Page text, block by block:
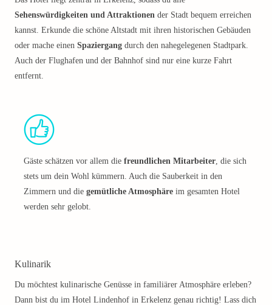
Sehenswürdigkeiten und Attraktionen der Stadt bequem erreichen
kannst. Erkunde die schöne Altstadt mit ihren historischen Gebäuden
oder mache einen Spaziergang durch den nahegelegenen Stadtpark.
Auch der Flughafen und der Bahnhof sind nur eine kurze Fahrt
entfernt.
Gäste schätzen vor allem die freundlichen Mitarbeiter, die sich
stets um dein Wohl kümmern. Auch die Sauberkeit in den
Zimmern und die gemütliche Atmosphäre im gesamten Hotel
werden sehr gelobt.
Kulinarik
Du möchtest kulinarische Genüsse in familiärer Atmosphäre erleben?
Dann bist du im Hotel Lindenhof in Erkelenz genau richtig! Lass dich